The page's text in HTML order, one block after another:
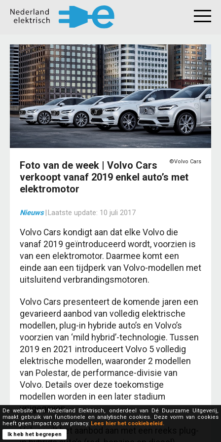
©Volvo Cars
Foto van de week | Volvo Cars
verkoopt vanaf 2019 enkel auto’s met
elektromotor
Nieuws|Laatste update: 10 juli 2017
Volvo Cars kondigt aan dat elke Volvo die
vanaf 2019 geïntroduceerd wordt, voorzien is
van een elektromotor. Daarmee komt een
einde aan een tijdperk van Volvo-modellen met
uitsluitend verbrandingsmotoren.
Volvo Cars presenteert de komende jaren een
gevarieerd aanbod van volledig elektrische
modellen, plug-in hybride auto’s en Volvo’s
voorzien van ‘mild hybrid’-technologie. Tussen
2019 en 2021 introduceert Volvo 5 volledig
elektrische modellen, waaronder 2 modellen
van Polestar, de performance-divisie van
Volvo. Details over deze toekomstige
modellen worden in een later stadium
vrijgegeven.
Volvo vult het aanbod aan met een reeks plug-
De website van Nederland Elektrisch, onderdeel van Dé Duurzame Uitgeverij,
maakt gebruik van functionele en analytische cookies. Deze vorm van cookies
heeft geen impact op uw privacy. Lees hier het cookiebeleid.
Ik heb het begrepen